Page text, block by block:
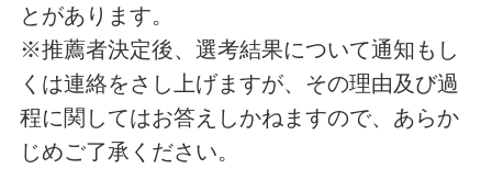
とがあります。
※推薦者決定後、選考結果について通知もし
くは連絡をさし上げますが、その理由及び過
程に関してはお答えしかねますので、あらか
じめご了承ください。